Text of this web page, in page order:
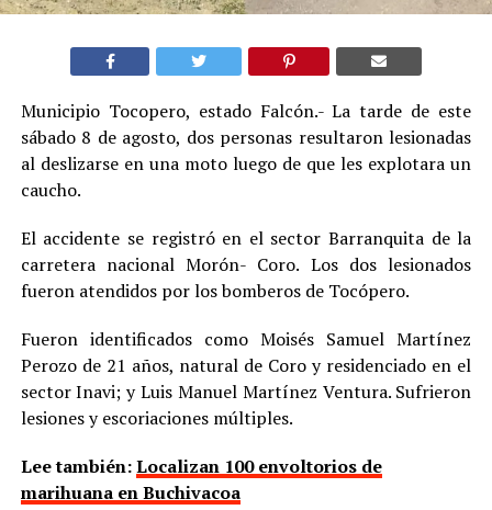
Municipio Tocopero, estado Falcón.- La tarde de este
sábado 8 de agosto, dos personas resultaron lesionadas
al deslizarse en una moto luego de que les explotara un
caucho.
El accidente se registró en el sector Barranquita de la
carretera nacional Morón- Coro. Los dos lesionados
fueron atendidos por los bomberos de Tocópero.
Fueron identificados como Moisés Samuel Martínez
Perozo de 21 años, natural de Coro y residenciado en el
sector Inavi; y Luis Manuel Martínez Ventura. Sufrieron
lesiones y escoriaciones múltiples.
Lee también:Localizan 100 envoltorios de
marihuana en Buchivacoa